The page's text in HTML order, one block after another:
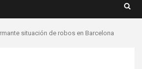
situación de robos en Barcelona